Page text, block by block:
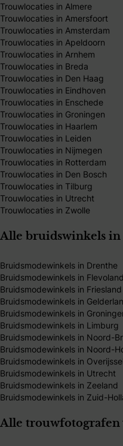
Trouwlocaties in Almere
Trouwlocaties in Amersfoort
Trouwlocaties in Amsterdam
Trouwlocaties in Apeldoorn
Trouwlocaties in Arnhem
Trouwlocaties in Breda
Trouwlocaties in Den Haag
Trouwlocaties in Eindhoven
Trouwlocaties in Enschede
Trouwlocaties in Groningen
Trouwlocaties in Haarlem
Trouwlocaties in Leiden
Trouwlocaties in Nijmegen
Trouwlocaties in Rotterdam
Trouwlocaties in Den Bosch
Trouwlocaties in Tilburg
Trouwlocaties in Utrecht
Trouwlocaties in Zwolle
Alle bruidswinkels in
Bruidsmodewinkels in Drenthe
Bruidsmodewinkels in Flevoland
Bruidsmodewinkels in Friesland
Bruidsmodewinkels in
Bruidsmodewinkels in
Bruidsmodewinkels in Limburg
Bruidsmodewinkels in Noord-
Bruidsmodewinkels in Noord-
Bruidsmodewinkels in Overijssel
Bruidsmodewinkels in Utrecht
Bruidsmodewinkels in Zeeland
Bruidsmodewinkels in Zuid-
Alle trouwfotografen